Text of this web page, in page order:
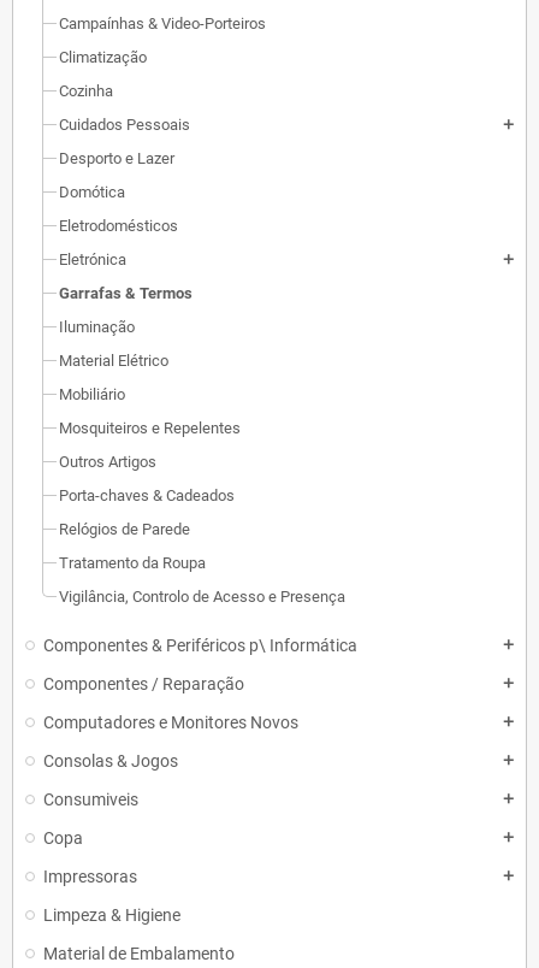
Campaínhas & Video-Porteiros
Climatização
Cozinha
Cuidados Pessoais
add
Desporto e Lazer
Domótica
Eletrodomésticos
Eletrónica
add
Garrafas & Termos
Iluminação
Material Elétrico
Mobiliário
Mosquiteiros e Repelentes
Outros Artigos
Porta-chaves & Cadeados
Relógios de Parede
Tratamento da Roupa
Vigilância, Controlo de Acesso e Presença
Componentes & Periféricos p\ Informática add
Componentes / Reparação add
Computadores e Monitores Novos add
Consolas & Jogos add
Consumiveis add
Copa add
Impressoras add
Limpeza & Higiene
Material de Embalamento